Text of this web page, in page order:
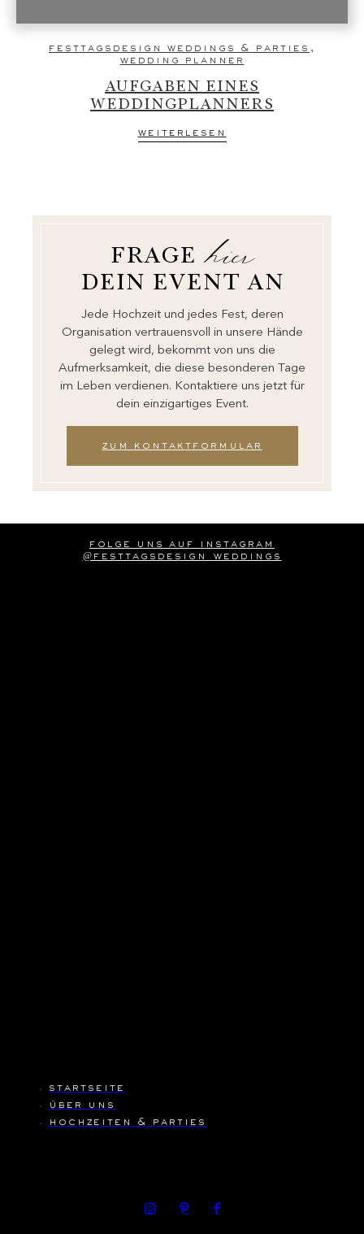
festtagsdesign weddings & parties
,
wedding planner
AUFGABEN EINES
WEDDINGPLANNERS
weiterlesen
FRAGEhier
DEIN EVENT AN
Jede Hochzeit und jedes Fest, deren
Organisation vertrauensvoll in unsere Hände
gelegt wird, bekommt von uns die
Aufmerksamkeit, die diese besonderen Tage
im Leben verdienen. Kontaktiere uns jetzt für
dein einzigartiges Event.
zum kontaktformular
folge uns auf instagram
@festtagsdesign_weddings
startseite
über uns
hochzeiten & parties